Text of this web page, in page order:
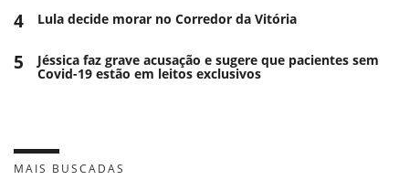
4 Lula decide morar no Corredor da Vitória
5 Jéssica faz grave acusação e sugere que pacientes sem
Covid-19 estão em leitos exclusivos
MAIS BUSCADAS